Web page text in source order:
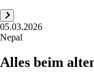
05.03.2026
Nepal
Alles beim